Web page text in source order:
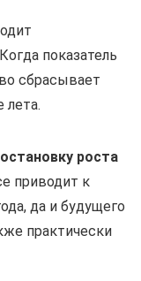
показатель
сбрасывает
лета.
роста
приводит к
да и будущего
практически